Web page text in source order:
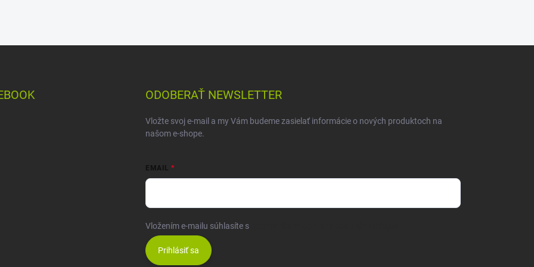
ODOBERAŤ NEWSLETTER
Vložte svoj e-mail a my Vám budeme zasielať informácie o nových produktoch na
našom e-shope.
EMAIL
Vložením e-mailu súhlasíte s
Prihlásiť sa